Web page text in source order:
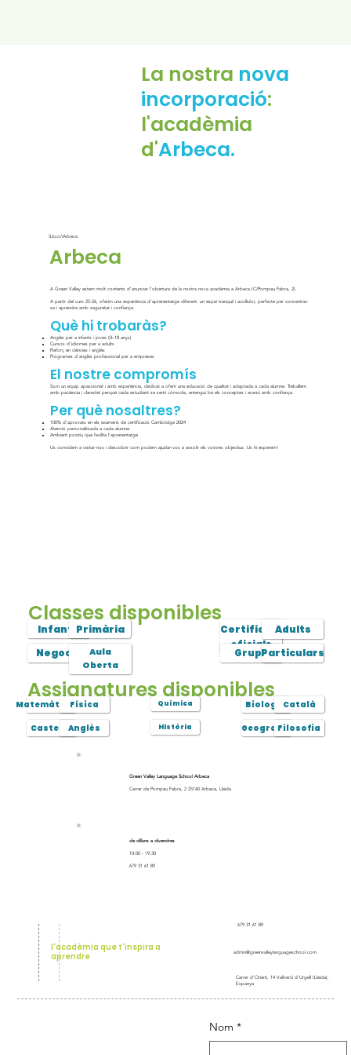
La nostra nova
incorporació:
l'acadèmia
d'Arbeca.
\Llocs\Arbeca
Arbeca
A Green Valley estem molt contents d’anunciar l’obertura de la nostra nova acadèmia a Arbeca (C/Pompeu Fabra, 2).
A partir del curs 25-26, oferim una experiència d’aprenentatge diferent: un espai tranquil i acollidor, perfecte per concentrar-
se i aprendre amb seguretat i confiança.
Què hi trobaràs?
Anglès per a infants i joves (0–18 anys)
Cursos d’idiomes per a adults
Reforç en ciències i anglès
Programes d’anglès professional per a empreses
El nostre compromís
Som un equip apassionat i amb experiència, dedicat a oferir una educació de qualitat i adaptada a cada alumne. Treballem
amb paciència i claredat perquè cada estudiant se senti còmode, entengui bé els conceptes i avanci amb confiança.
Per què nosaltres?
100% d’aprovats en els exàmens de certificació Cambridge 2024
Atenció personalitzada a cada alumne
Ambient positiu que facilita l’aprenentatge
Us convidem a visitar-nos i descobrir com podem ajudar-vos a assolir els vostres objectius. Us hi esperem!
Classes disponibles
InfantilPrimària
Certificats
oficials
Adults
Negocis
Aula
Oberta
GrupsParticulars
Assignatures disponibles
Matemàtiques
Física Química BiologiaCatalà
CastellàAnglès Història GeografiaFilosofia
Green Valley Language School Arbeca
Carrer de Pompeu Fabra, 2 25140 Arbeca, Lleida
de dilluns a divendres
10:00 - 19:30
679 31 61 89
679 31 61 89
admin@greenvalleylanguageschool.com
Carrer d'Orient, 14 Vallverd d'Urgell (Lleida),
Espanya
l'acadèmia que t'inspira a
aprendre
Nom *